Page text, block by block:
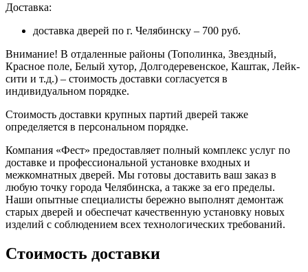
Доставка:
доставка дверей по г. Челябинску – 700 руб.
Внимание! В отдаленные районы (Тополинка, Звездный,
Красное поле, Белый хутор, Долгодеревенское, Каштак, Лейк-
сити и т.д.) – стоимость доставки согласуется в
индивидуальном порядке.
Стоимость доставки крупных партий дверей также
определяется в персональном порядке.
Компания «Фест» предоставляет полный комплекс услуг по
доставке и профессиональной установке входных и
межкомнатных дверей. Мы готовы доставить ваш заказ в
любую точку города Челябинска, а также за его пределы.
Наши опытные специалисты бережно выполнят демонтаж
старых дверей и обеспечат качественную установку новых
изделий с соблюдением всех технологических требований.
Стоимость доставки